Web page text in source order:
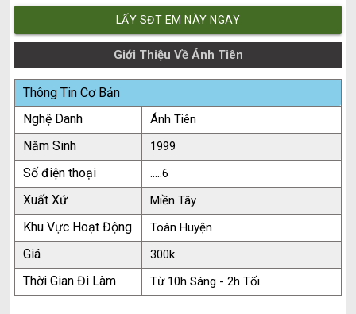
LẤY SĐT EM NÀY NGAY
Giới Thiệu Về Ánh Tiên
Thông Tin Cơ Bản
Nghệ Danh
Ánh Tiên
Năm Sinh 1999
Số điện thoại .....6
Xuất Xứ Miền Tây
Khu Vực Hoạt Động Toàn Huyện
Giá 300k
Thời Gian Đi Làm Từ 10h Sáng - 2h Tối